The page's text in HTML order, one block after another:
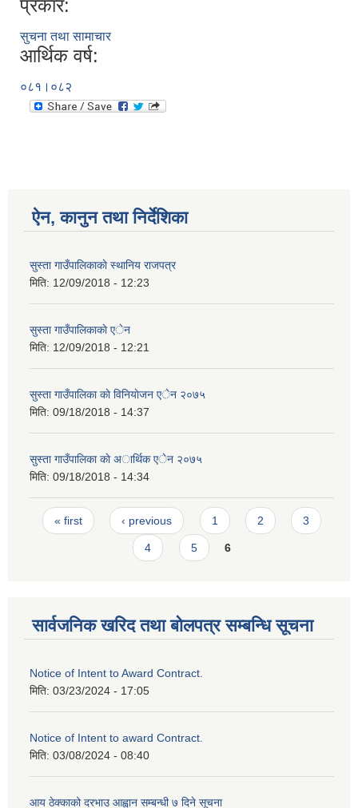
प्रकार:
सुचना तथा सामाचार
आर्थिक वर्ष:
०८१।०८२
ऐन, कानुन तथा निर्देशिका
सुस्ता गाउँपालिकाकाे स्थानिय राजपत्र
मिति: 12/09/2018 - 12:23
सुस्ता गाउँपालिकाकाे एेन
मिति: 12/09/2018 - 12:21
सुस्ता गाउँपालिका काे विनियाेजन एेन २०७५
मिति: 09/18/2018 - 14:37
सुस्ता गाउँपालिका काे अार्थिक एेन २०७५
मिति: 09/18/2018 - 14:34
Pages
« first ‹ previous 1 2 3
4 5 6
सार्वजनिक खरिद तथा बोलपत्र सम्बन्धि सूचना
Notice of Intent to Award Contract.
मिति: 03/23/2024 - 17:05
Notice of Intent to award Contract.
मिति: 03/08/2024 - 08:40
आय ठेक्काको दरभाउ आह्वान सम्बन्धी ७ दिने सूचना